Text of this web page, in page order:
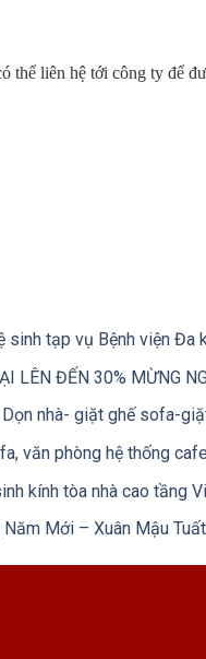
thể liên hệ tới công ty để
sinh tạp vụ Bệnh viện Đa
LÊN ĐẾN 30% MỪNG
nhà- giặt ghế sofa-
văn phòng hệ thống
kính tòa nhà cao tầng
Mới – Xuân Mậu